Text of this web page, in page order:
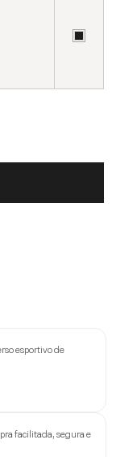
esportivo de
facilitada, segura e